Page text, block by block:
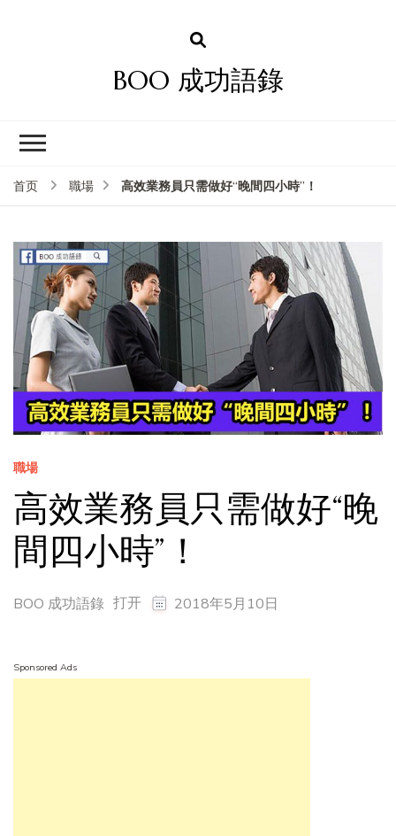
BOO 成功語錄
首页 職場 高效業務員只需做好“晚間四小時”！
職場
高效業務員只需做好“晚
間四小時”！
BOO 成功語錄 打开 2018年5月10日
Sponsored Ads